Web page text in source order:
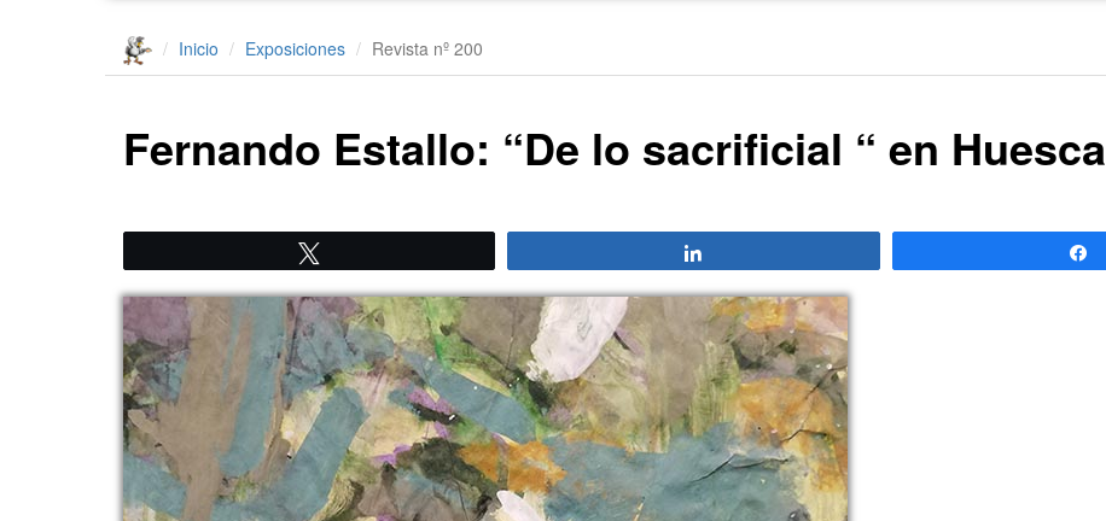
Inicio Exposiciones Revista nº 200
Fernando Estallo: “De lo sacrificial “ en Huesca